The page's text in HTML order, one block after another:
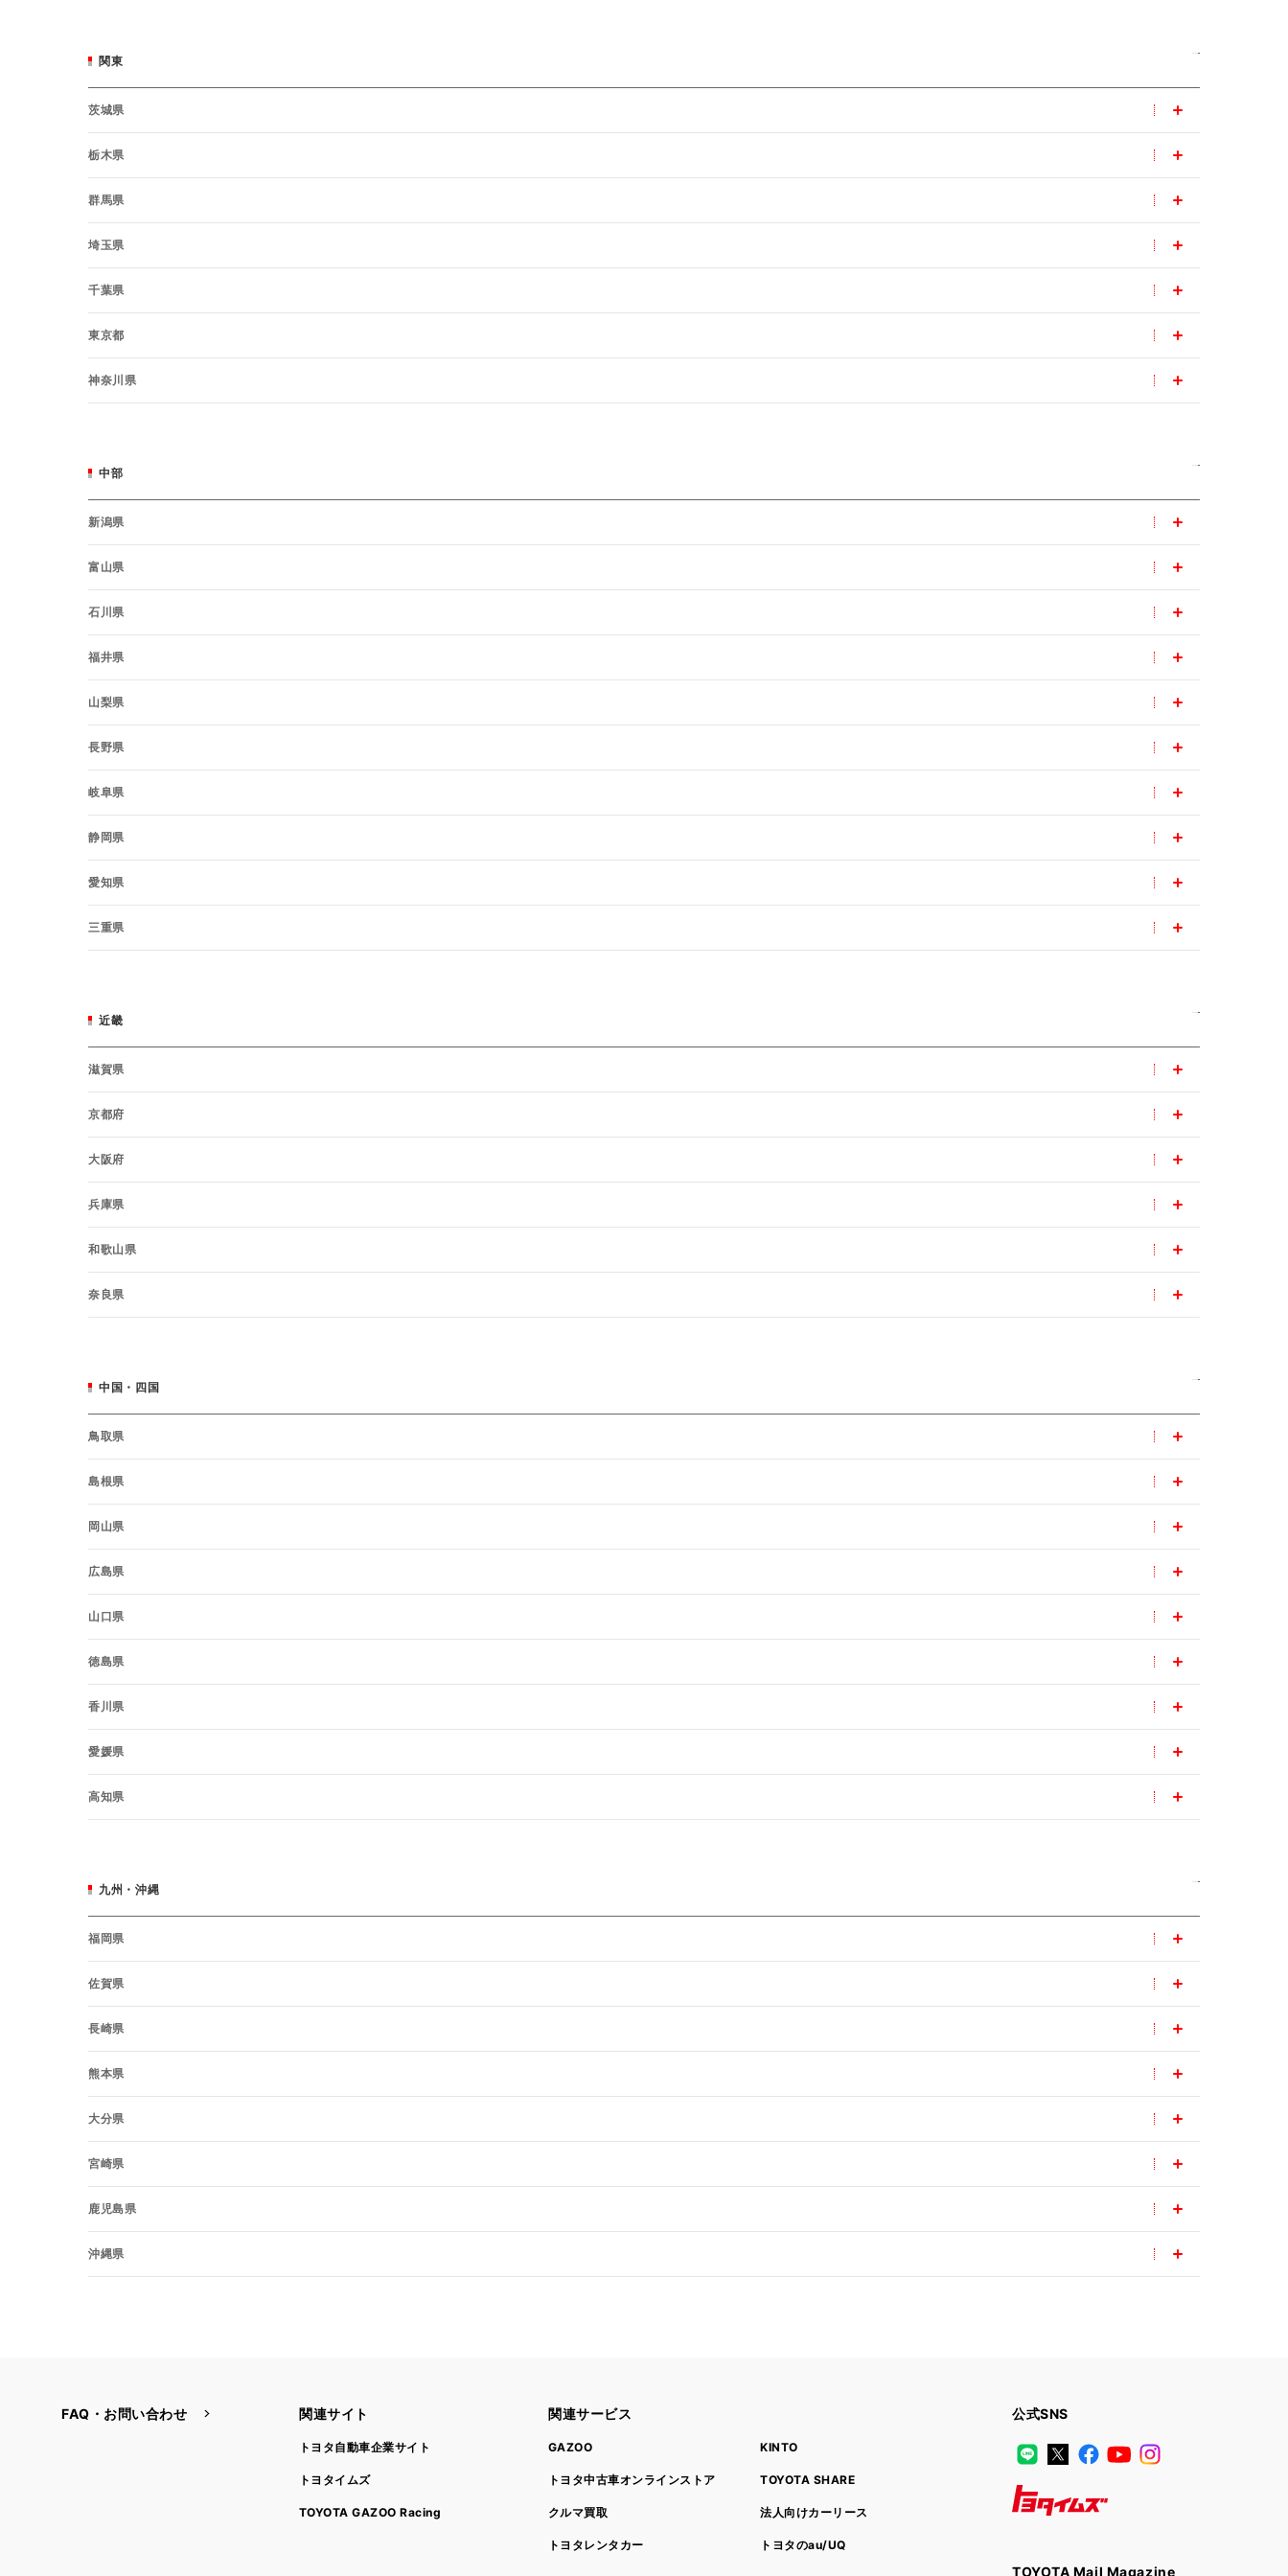
関東
茨城県
栃木県
群馬県
埼玉県
千葉県
東京都
神奈川県
中部
新潟県
富山県
石川県
福井県
山梨県
長野県
岐阜県
静岡県
愛知県
三重県
近畿
滋賀県
京都府
大阪府
兵庫県
和歌山県
奈良県
中国・四国
鳥取県
島根県
岡山県
広島県
山口県
徳島県
香川県
愛媛県
高知県
九州・沖縄
福岡県
佐賀県
長崎県
熊本県
大分県
宮崎県
鹿児島県
沖縄県
FAQ・お問い合わせ 関連サイト
トヨタ自動車企業サイト
トヨタイムズ
TOYOTA GAZOO Racing
関連サービス
GAZOO
トヨタ中古車オンラインストア
クルマ買取
トヨタレンタカー
KINTO
TOYOTA SHARE
法人向けカーリース
トヨタのau/UQ
公式SNS
LINE
X FacebookYouTube
TOYOTA Mail Magazine